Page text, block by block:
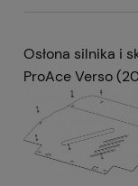
Osłona silnika i
ProAce Verso